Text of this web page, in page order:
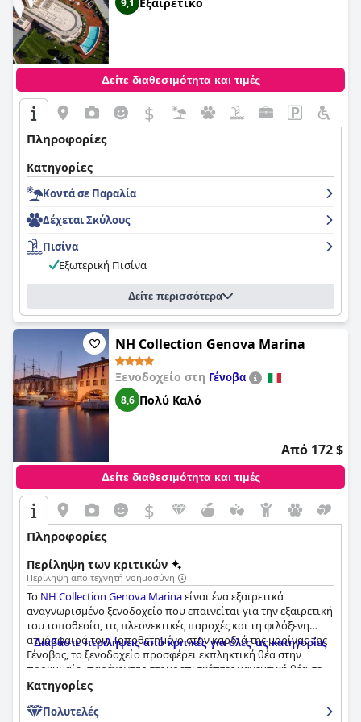
Δείτε διαθεσιμότητα και τιμές
$
Πληροφορίες
Κατηγορίες
Κοντά σε Παραλία
Δέχεται Σκύλους
Πισίνα
Εξωτερική Πισίνα
Δείτε περισσότερα
NH Collection Genova Marina
Ξενοδοχείο στη Γένοβα
8,6 Πολύ Καλό
Από 172 $
Δείτε διαθεσιμότητα και τιμές
$
Πληροφορίες
Περίληψη των κριτικών
Περίληψη από τεχνητή νοημοσύνη
Το NH Collection Genova Marinaείναι ένα εξαιρετικά
αναγνωρισμένο ξενοδοχείο που επαινείται για την εξαιρετική
του τοποθεσία, τις πλεονεκτικές παροχές και τη φιλόξενη
ατμόσφαιρά του. Τοποθετημένο στην καρδιά της μαρίνας της
Γένοβας, το ξενοδοχείο προσφέρει εκπληκτική θέα στην
προκυμαία, παρέχοντας στους επισκέπτες μαγευτική θέα σε
σκάφη και γιοτ. Η προνομιακή του τοποθεσία εγκωμιάζεται
για το γεγονός ότι βρίσκεται σε κοντινή απόσταση με τα
πόδια από σημαντικά αξιοθέατα, όπως το ιστορικό κέντρο, το
Διαβάστε περιλήψεις από κριτικές για όλες τις κατηγορίες
Κατηγορίες
Πολυτελές